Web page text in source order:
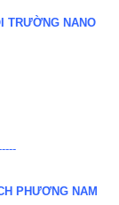
TRƯỜNG NANO
PHƯƠNG NAM